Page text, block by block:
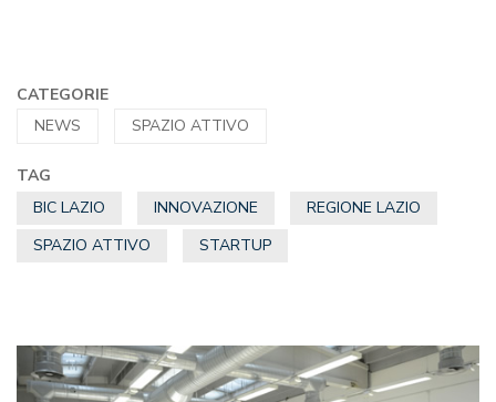
CATEGORIE
NEWS
SPAZIO ATTIVO
TAG
BIC LAZIO
INNOVAZIONE
REGIONE LAZIO
SPAZIO ATTIVO
STARTUP